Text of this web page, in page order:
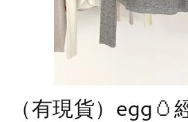
（有現貨）egg🥚